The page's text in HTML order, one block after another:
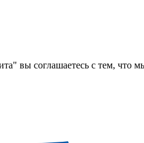
вы соглашаетесь с тем,